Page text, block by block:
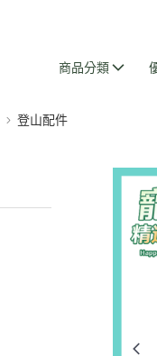
商品分類
登山配件